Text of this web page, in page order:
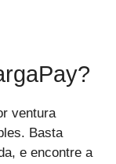
ventura
Basta
e encontre a